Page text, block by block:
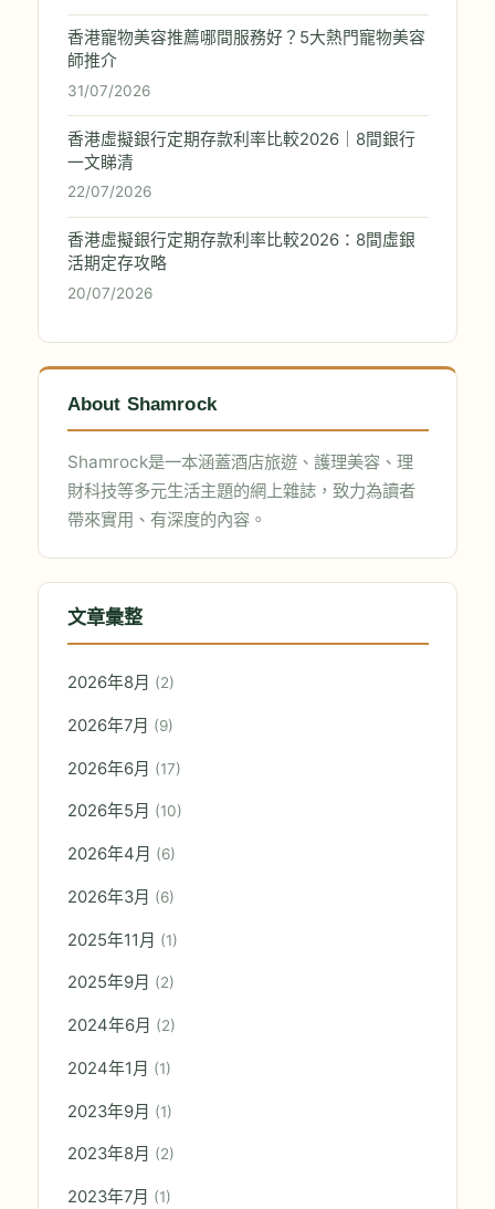
香港寵物美容推薦哪間服務好？5大熱門寵物美容
師推介
31/07/2026
香港虛擬銀行定期存款利率比較2026｜8間銀行
一文睇清
22/07/2026
香港虛擬銀行定期存款利率比較2026：8間虛銀
活期定存攻略
20/07/2026
About Shamrock
Shamrock是一本涵蓋酒店旅遊、護理美容、理
財科技等多元生活主題的網上雜誌，致力為讀者
帶來實用、有深度的內容。
文章彙整
2026年8月 (2)
2026年7月 (9)
2026年6月 (17)
2026年5月 (10)
2026年4月 (6)
2026年3月 (6)
2025年11月 (1)
2025年9月 (2)
2024年6月 (2)
2024年1月 (1)
2023年9月 (1)
2023年8月 (2)
2023年7月 (1)